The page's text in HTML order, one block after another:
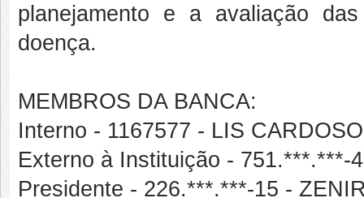
planejamento e a avaliação
doença.
MEMBROS DA BANCA:
Interno - 1167577 - LIS
Externo à Instituição - 751.***.***-
Presidente - 226.***.***-15 -